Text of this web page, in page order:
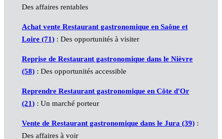
Des affaires rentables
Achat vente Restaurant gastronomique en Saône et
Loire (71): Des opportunités à visiter
Reprise de Restaurant gastronomique dans le Nièvre
(58): Des opportunités accessible
Reprendre Restaurant gastronomique en Côte d'Or
(21): Un marché porteur
Vente de Restaurant gastronomique dans le Jura (39):
Des affaires à voir